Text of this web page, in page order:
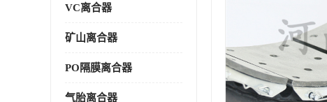
VC离合器
矿山离合器
PO隔膜离合器
气胎离合器